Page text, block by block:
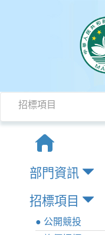
招標項目
部門資訊
招標項目
● 公開競投